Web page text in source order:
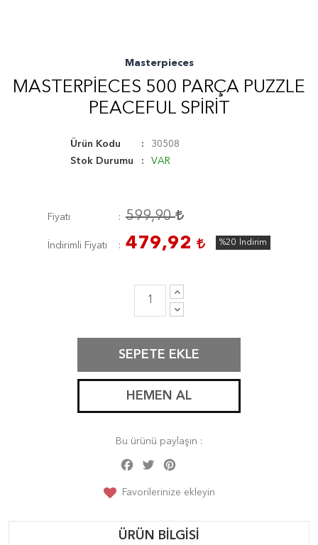
Masterpieces
MASTERPIECES 500 PARÇA PUZZLE
PEACEFUL SPIRIT
Ürün Kodu
30508
Stok Durumu
VAR
Fiyatı 599,90
İndirimli Fiyatı 479,92 %20 İndirim
SEPETE EKLE
HEMEN AL
Bu ürünü paylaşın :
Facebook
Twitter
Favorilerinize ekleyin
ÜRÜN BILGISI